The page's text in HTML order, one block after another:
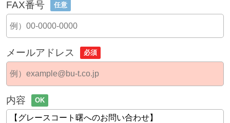
FAX番号 任意
メールアドレス 必須
内容 OK